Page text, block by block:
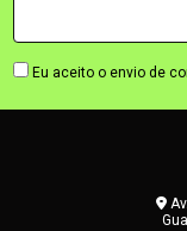
Eu aceito o envio de